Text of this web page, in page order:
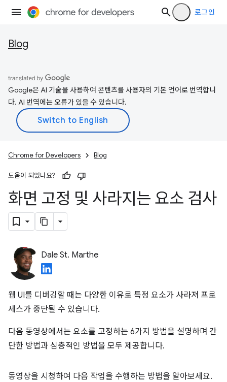
로그인
Blog
Google은 AI 기술을 사용하여 콘텐츠를 사용자의 기본 언어로 번역합니
다. AI 번역에는 오류가 있을 수 있습니다.
Chrome for Developers Blog
도움이 되었나요?
화면 고정 및 사라지는 요소 검사
Dale St. Marthe
웹 UI를 디버깅할 때는 다양한 이유로 특정 요소가 사라져 프로
세스가 중단될 수 있습니다.
다음 동영상에서는 요소를 고정하는 6가지 방법을 설명하며 간
단한 방법과 심층적인 방법을 모두 제공합니다.
동영상을 시청하여 다음 작업을 수행하는 방법을 알아보세요.